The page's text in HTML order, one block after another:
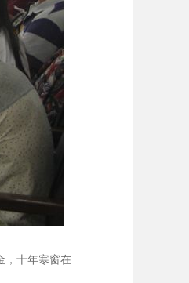
，十年寒窗在